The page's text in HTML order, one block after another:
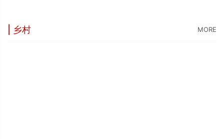
| 乡村 MORE